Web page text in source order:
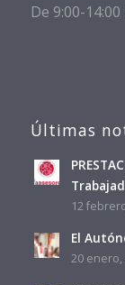
De 9:00-
Últimas
12
El
20 enero,